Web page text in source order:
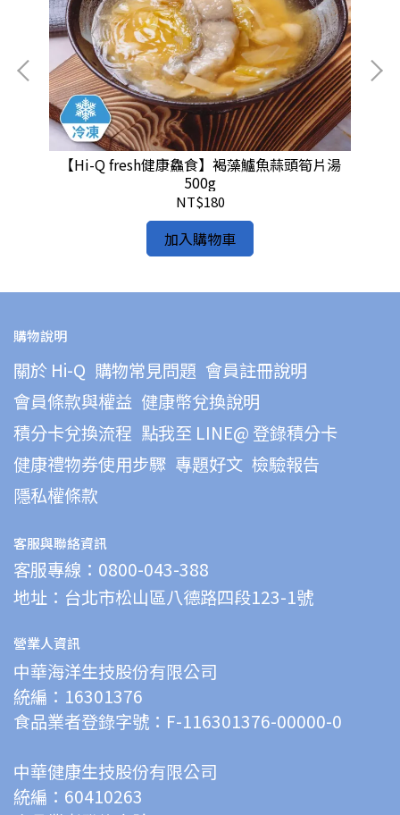
【Hi-Q fresh健康鱻食】褐藻鱸魚蒜頭筍片湯
500g
NT$180
加入購物車
購物說明
關於 Hi-Q 購物常見問題 會員註冊說明
會員條款與權益 健康幣兌換說明
積分卡兌換流程 點我至 LINE@ 登錄積分卡
健康禮物券使用步驟 專題好文 檢驗報告
隱私權條款
客服與聯絡資訊
客服專線：0800-043-388
地址：台北市松山區八德路四段123-1號
營業人資訊
中華海洋生技股份有限公司
統編：16301376
食品業者登錄字號：F-116301376-00000-0
中華健康生技股份有限公司
統編：60410263